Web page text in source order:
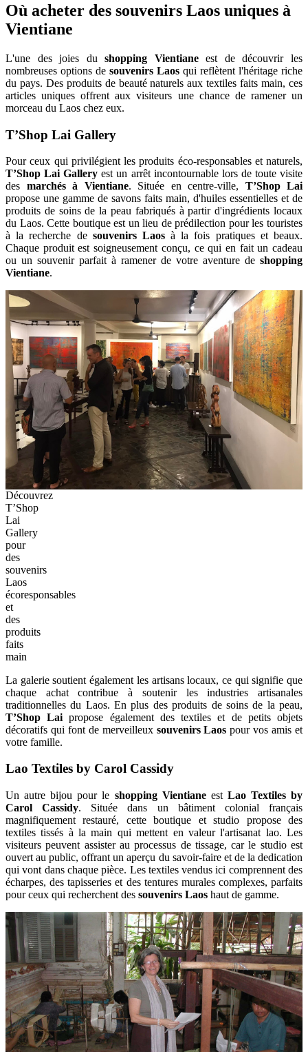
Où acheter des souvenirs Laos uniques à
Vientiane
L'une des joies dushopping Vientianeest de découvrir les
nombreuses options de souvenirs Laos qui reflètent l'héritage riche
du pays. Des produits de beauté naturels aux textiles faits main, ces
articles uniques offrent aux visiteurs une chance de ramener un
morceau du Laos chez eux.
T’Shop Lai Gallery
Pour ceux qui privilégient les produits éco-responsables et naturels,
T’Shop Lai Gallery est un arrêt incontournable lors de toute visite
des marchés à Vientiane. Située en centre-ville, T’Shop Lai
propose une gamme de savons faits main, d'huiles essentielles et de
produits de soins de la peau fabriqués à partir d'ingrédients locaux
du Laos. Cette boutique est un lieu de prédilection pour les touristes
à la recherche de souvenirs Laosà la fois pratiques et beaux.
Chaque produit est soigneusement conçu, ce qui en fait un cadeau
ou un souvenir parfait à ramener de votre aventure de shopping
Vientiane.
Découvrez
T’Shop
Lai
Gallery
pour
des
souvenirs
Laos
écoresponsables
et
des
produits
faits
main
La galerie soutient également les artisans locaux, ce qui signifie que
chaque achat contribue à soutenir les industries artisanales
traditionnelles du Laos. En plus des produits de soins de la peau,
T’Shop Lai propose également des textiles et de petits objets
décoratifs qui font de merveilleux souvenirs Laos pour vos amis et
votre famille.
Lao Textiles by Carol Cassidy
Un autre bijou pour le shopping Vientianeest Lao Textiles by
Carol Cassidy. Située dans un bâtiment colonial français
magnifiquement restauré, cette boutique et studio propose des
textiles tissés à la main qui mettent en valeur l'artisanat lao. Les
visiteurs peuvent assister au processus de tissage, car le studio est
ouvert au public, offrant un aperçu du savoir-faire et de la dedication
qui vont dans chaque pièce. Les textiles vendus ici comprennent des
écharpes, des tapisseries et des tentures murales complexes, parfaits
pour ceux qui recherchent des souvenirs Laos haut de gamme.